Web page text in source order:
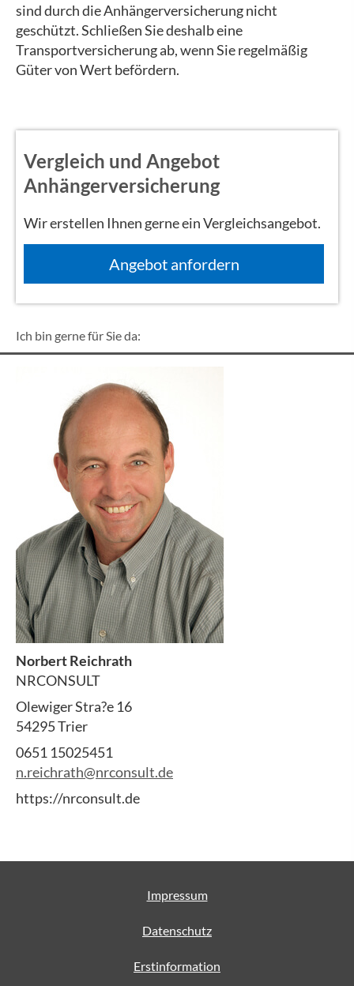
sind durch die Anhängerversicherung nicht
geschützt. Schließen Sie deshalb eine
Transportversicherung ab, wenn Sie regelmäßig
Güter von Wert befördern.
Vergleich und Angebot
Anhängerversicherung
Wir erstellen Ihnen gerne ein Vergleichsangebot.
An­ge­bot an­for­dern
Ich bin gerne für Sie da:
Norbert Reichrath
NRCONSULT
Olewiger Stra?e 16
54295 Trier
0651 15025451
n.reichrath@nrconsult.de
https://nrconsult.de
Impressum
Datenschutz
Erstinformation